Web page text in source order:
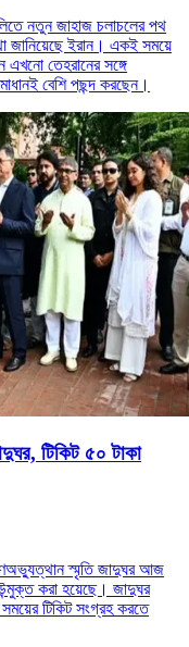
নতুন জাহাজ চলাচলের পথ
জানিয়েছে ইরান। একই সময়ে
এখনো তেহরানের সঙ্গে
বেশি পছন্দ করছেন।
টিকিট ৫০ টাকা
স্মৃতি জাদুঘর আজ
করা হয়েছে। জাদুঘর
টিকিট সংগ্রহ করতে